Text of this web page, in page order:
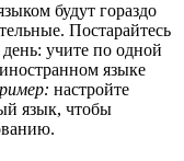
будут гораздо
Постарайтесь
учите по одной
языке
настройте
язык, чтобы